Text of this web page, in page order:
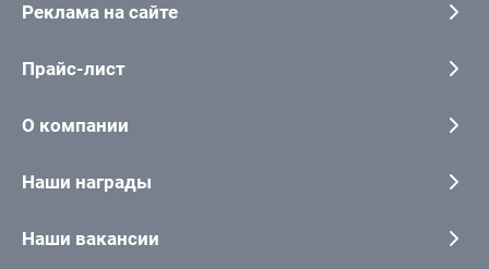
Реклама на сайте
Прайс-лист
О компании
Наши награды
Наши вакансии